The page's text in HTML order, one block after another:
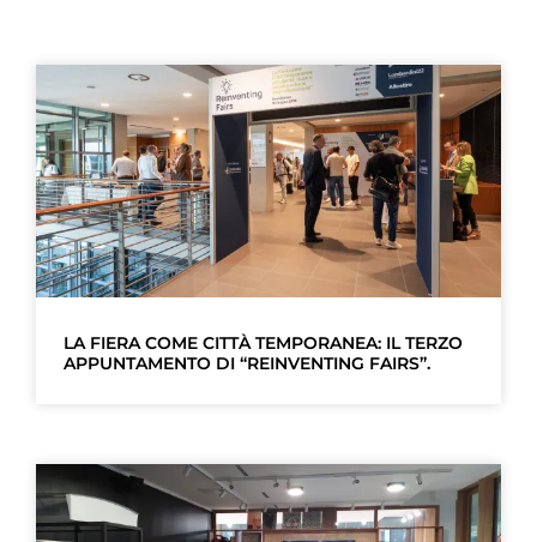
LA FIERA COME CITTÀ TEMPORANEA: IL TERZO
APPUNTAMENTO DI “REINVENTING FAIRS”.